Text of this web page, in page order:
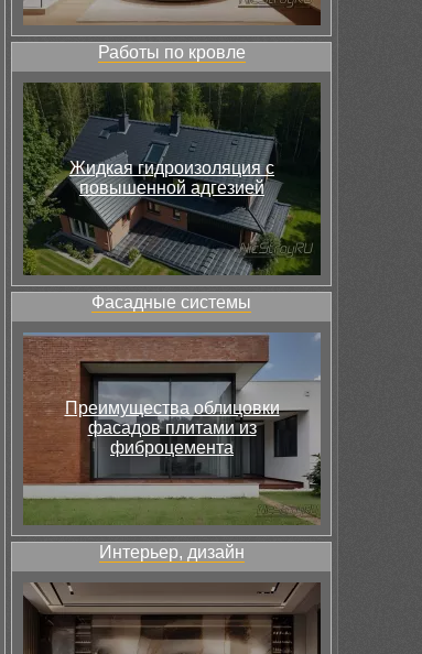
Работы по кровле
Жидкая гидроизоляция с
повышенной адгезией
Фасадные системы
Преимущества облицовки
фасадов плитами из
фиброцемента
Интерьер, дизайн